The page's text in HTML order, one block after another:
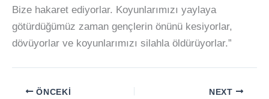
Bize hakaret ediyorlar. Koyunlarımızı yaylaya
götürdüğümüz zaman gençlerin önünü kesiyorlar,
dövüyorlar ve koyunlarımızı silahla öldürüyorlar.”
ÖNCEKI NEXT